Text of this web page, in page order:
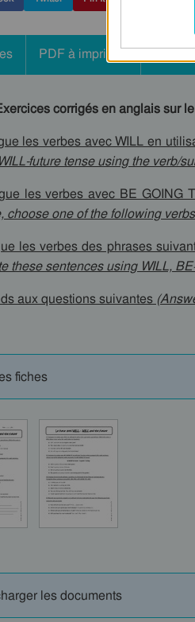
PDF à imprimer
corrigés en anglais sur
les verbes avec WILL en
future tense using the verb/
les verbes avec BE GOING
choose one of the following
les verbes des phrases
these sentences using WILL,
aux questions suivantes
fiches
les documents